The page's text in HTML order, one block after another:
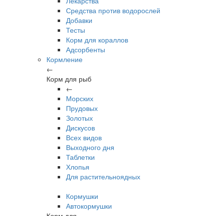
Средства против водорослей
Добавки
Тесты
Корм для кораллов
Адсорбенты
Кормление
←
Корм для рыб
←
Морских
Прудовых
Золотых
Дискусов
Всех видов
Выходного дня
Таблетки
Хлопья
Для растительноядных
Кормушки
Автокормушки